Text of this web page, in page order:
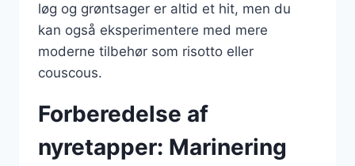
løg og grøntsager er altid et hit, men du
kan også eksperimentere med mere
moderne tilbehør som risotto eller
couscous.
Forberedelse af
nyretapper: Marinering